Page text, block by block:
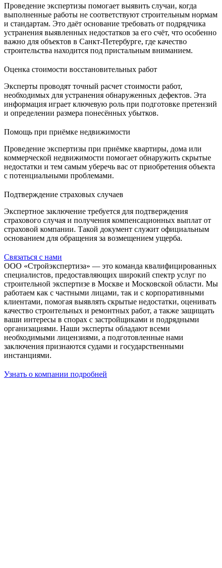
Проведение экспертизы помогает выявить случаи, когда
выполненные работы не соответствуют строительным нормам
и стандартам. Это даёт основание требовать от подрядчика
устранения выявленных недостатков за его счёт, что особенно
важно для объектов в Санкт-Петербурге, где качество
строительства находится под пристальным вниманием.
Оценка стоимости восстановительных работ
Эксперты проводят точный расчет стоимости работ,
необходимых для устранения обнаруженных дефектов. Эта
информация играет ключевую роль при подготовке претензий
и определении размера понесённых убытков.
Помощь при приёмке недвижимости
Проведение экспертизы при приёмке квартиры, дома или
коммерческой недвижимости помогает обнаружить скрытые
недостатки и тем самым уберечь вас от приобретения объекта
с потенциальными проблемами.
Подтверждение страховых случаев
Экспертное заключение требуется для подтверждения
страхового случая и получения компенсационных выплат от
страховой компании. Такой документ служит официальным
основанием для обращения за возмещением ущерба.
Связаться с нами
ООО «Стройэкспертиза» — это команда квалифицированных
специалистов, предоставляющих широкий спектр услуг по
строительной экспертизе в Москве и Московской области. Мы
работаем как с частными лицами, так и с корпоративными
клиентами, помогая выявлять скрытые недостатки, оценивать
качество строительных и ремонтных работ, а также защищать
ваши интересы в спорах с застройщиками и подрядными
организациями. Наши эксперты обладают всеми
необходимыми лицензиями, а подготовленные нами
заключения признаются судами и государственными
инстанциями.
Узнать о компании подробней